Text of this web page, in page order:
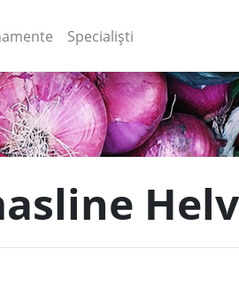
Specialiști